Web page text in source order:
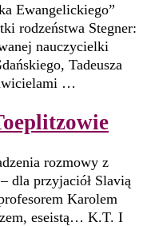
Ewangelickiego”
rodzeństwa Stegner:
nauczycielki
Tadeusza
…
rozmowy z
dla przyjaciół Slavią
Karolem
eseistą… K.T. I